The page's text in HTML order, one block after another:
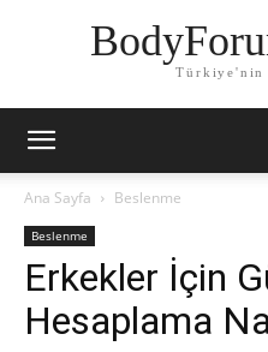
Türkiye'nin
Ana Sayfa Beslenme
Beslenme
Erkekler İçin
Hesaplama